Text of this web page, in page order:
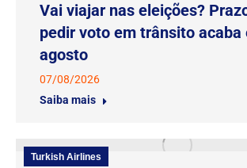
Vai viajar nas eleições?
pedir voto em trânsito acaba
agosto
07/08/2026
Saiba mais
Turkish Airlines